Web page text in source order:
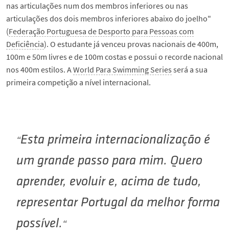
nas articulações num dos membros inferiores ou nas
articulações dos dois membros inferiores abaixo do joelho"
(Federação Portuguesa de Desporto para Pessoas com
Deficiência). O estudante já venceu provas nacionais de 400m,
100m e 50m livres e de 100m costas e possui o recorde nacional
nos 400m estilos. AWorld Para Swimming Series será a sua
primeira competição a nível internacional.
Esta primeira internacionalização é
um grande passo para mim. Quero
aprender, evoluir e, acima de tudo,
representar Portugal da melhor forma
possível.